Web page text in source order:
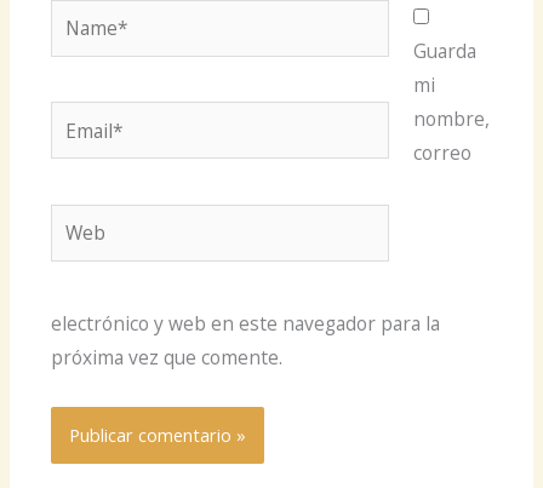
Name*
Email*
Web
Guarda
mi
nombre,
correo
electrónico y web en este navegador para la
próxima vez que comente.